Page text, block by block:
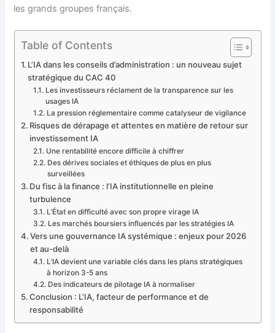
les grands groupes français.
Table of Contents
L’IA dans les conseils d’administration : un nouveau sujet
stratégique du CAC 40
Les investisseurs réclament de la transparence sur les
usages IA
La pression réglementaire comme catalyseur de vigilance
Risques de dérapage et attentes en matière de retour sur
investissement IA
Une rentabilité encore difficile à chiffrer
Des dérives sociales et éthiques de plus en plus
surveillées
Du fisc à la finance : l’IA institutionnelle en pleine
turbulence
L’État en difficulté avec son propre virage IA
Les marchés boursiers influencés par les stratégies IA
Vers une gouvernance IA systémique : enjeux pour 2026
et au-delà
L’IA devient une variable clés dans les plans stratégiques
à horizon 3-5 ans
Des indicateurs de pilotage IA à normaliser
Conclusion : L’IA, facteur de performance et de
responsabilité